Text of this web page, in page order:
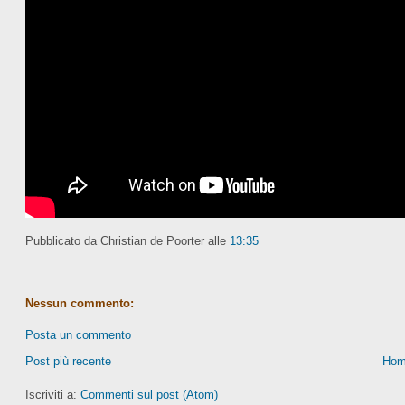
Pubblicato da Christian de Poorter alle 13:35
Nessun commento:
Posta un commento
Post più recente
Iscriviti a: Commenti sul post (Atom)